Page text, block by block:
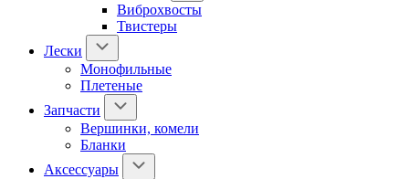
Виброхвосты
Твистеры
Лески
Монофильные
Плетеные
Запчасти
Вершинки, комели
Бланки
Аксессуары